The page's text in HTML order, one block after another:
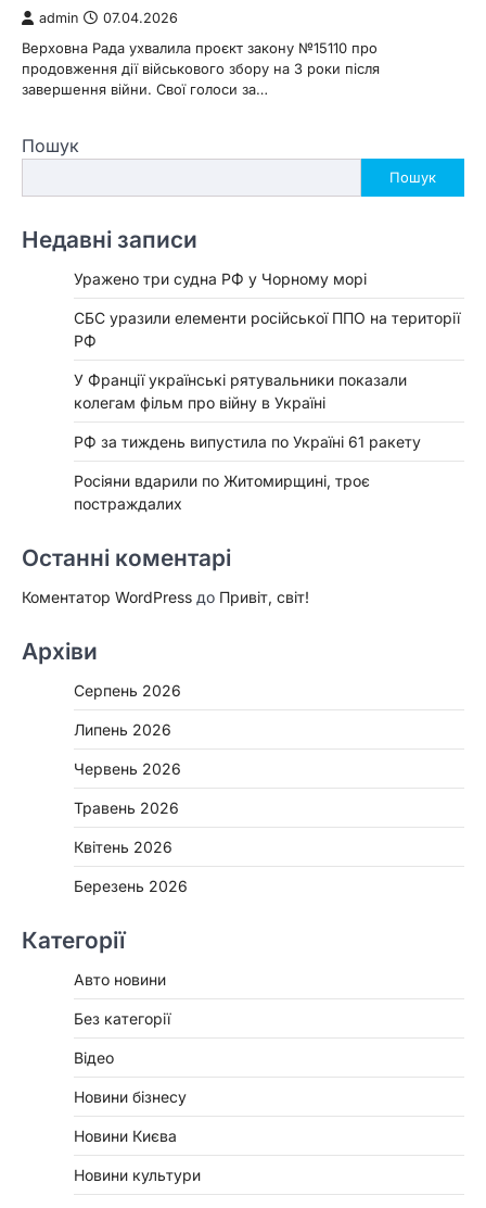
admin 07.04.2026
Верховна Рада ухвалила проєкт закону №15110 про
продовження дії військового збору на 3 роки після
завершення війни. Свої голоси за…
Пошук
Пошук
Недавні записи
Уражено три судна РФ у Чорному морі
СБС уразили елементи російської ППО на території
РФ
У Франції українські рятувальники показали
колегам фільм про війну в Україні
РФ за тиждень випустила по Україні 61 ракету
Росіяни вдарили по Житомирщині, троє
постраждалих
Останні коментарі
Коментатор WordPress до Привіт, світ!
Архіви
Серпень 2026
Липень 2026
Червень 2026
Травень 2026
Квітень 2026
Березень 2026
Категорії
Авто новини
Без категорії
Відео
Новини бізнесу
Новини Києва
Новини культури